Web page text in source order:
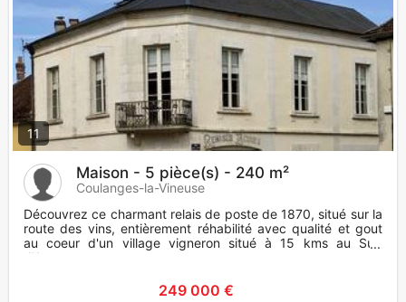
11
Maison - 5 pièce(s) - 240 m²
Coulanges-la-Vineuse
Découvrez ce charmant relais de poste de 1870, situé sur la
route des vins, entièrement réhabilité avec qualité et gout
au coeur d'un village vigneron situé à 15 kms au Sud
d'Auxer
249 000 €